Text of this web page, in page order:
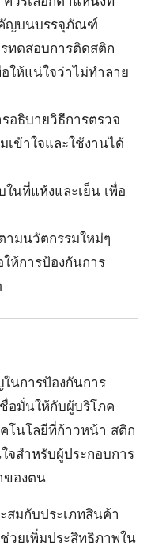
คัญบนบรรจุภัณฑ์
ทดสอบการติดสติก
ให้แน่ใจว่าไม่ทำลาย
อธิบายวิธีการตรวจ
เข้าใจและใช้งานได้
ในที่แห้งและเย็น เพื่อ
ามนวัตกรรมใหม่ๆ
ให้การป้องกันการ
นการป้องกันการ
อมั่นให้กับผู้บริโภค
โนโลยีที่ก้าวหน้า สติก
จสำหรับผู้ประกอบการ
ของตน
สมกับประเภทสินค้า
วยเพิ่มประสิทธิภาพใน